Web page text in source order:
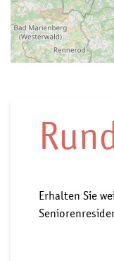
Erhalten Sie